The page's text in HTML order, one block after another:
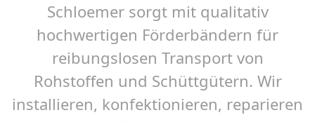
Schloemer sorgt mit qualitativ
hochwertigen Förderbändern für
reibungslosen Transport von
Rohstoffen und Schüttgütern. Wir
installieren, konfektionieren, reparieren